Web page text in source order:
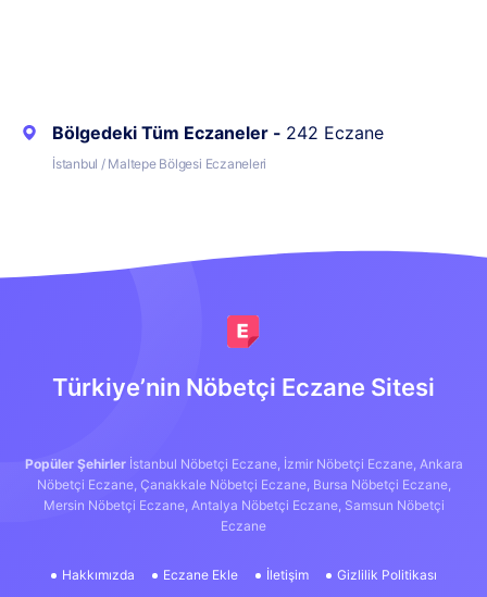
Bölgedeki Tüm Eczaneler - 242 Eczane
İstanbul / Maltepe Bölgesi Eczaneleri
Türkiye’nin Nöbetçi Eczane Sitesi
Popüler Şehirler İstanbul Nöbetçi Eczane, İzmir Nöbetçi Eczane, Ankara
Nöbetçi Eczane, Çanakkale Nöbetçi Eczane, Bursa Nöbetçi Eczane,
Mersin Nöbetçi Eczane, Antalya Nöbetçi Eczane, Samsun Nöbetçi
Eczane
Hakkımızda Eczane Ekle İletişim Gizlilik Politikası